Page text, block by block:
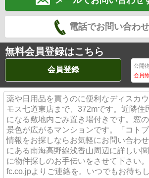
電話でお問い合わ
無料会員登録はこちら
会員登録 公開
会員
薬や日用品を買うのに便利なディスカ
モス七道東店まで、372mです。近隣住
になる敷地内ごみ置き場付きです。窓
景色が広がるマンションです。「コト
情報をお探しならお気軽にお問い合わ
にある南海高野線浅香山周辺に詳しい
に物件探しのお手伝いをさせて下さい
fc.co.jpよりご連絡を。いつでもお待ちし